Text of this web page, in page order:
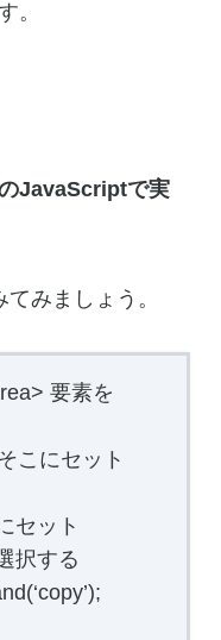
。
JavaScriptで実
みましょう。
要素を
こにセット
セット
択する